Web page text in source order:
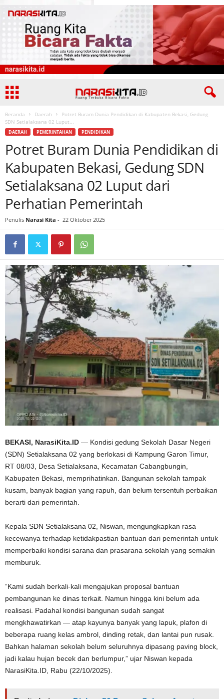
Beranda Daerah
Potret Buram Dunia Pendidikan di Kabupaten Bekasi, Gedung
SDN Setialaksana 02 Luput...
DAERAH PEMERINTAHAN PENDIDIKAN
Potret Buram Dunia Pendidikan di
Kabupaten Bekasi, Gedung SDN
Setialaksana 02 Luput dari
Perhatian Pemerintah
Penulis Narasi Kita - 22 Oktober 2025
BEKASI, NarasiKita.ID — Kondisi gedung Sekolah Dasar Negeri
(SDN) Setialaksana 02 yang berlokasi di Kampung Garon Timur,
RT 08/03, Desa Setialaksana, Kecamatan Cabangbungin,
Kabupaten Bekasi, memprihatinkan. Bangunan sekolah tampak
kusam, banyak bagian yang rapuh, dan belum tersentuh perbaikan
berarti dari pemerintah.
Kepala SDN Setialaksana 02, Niswan, mengungkapkan rasa
kecewanya terhadap ketidakpastian bantuan dari pemerintah untuk
memperbaiki kondisi sarana dan prasarana sekolah yang semakin
memburuk.
“Kami sudah berkali-kali mengajukan proposal bantuan
pembangunan ke dinas terkait. Namun hingga kini belum ada
realisasi. Padahal kondisi bangunan sudah sangat
mengkhawatirkan — atap kayunya banyak yang lapuk, plafon di
beberapa ruang kelas ambrol, dinding retak, dan lantai pun rusak.
Bahkan halaman sekolah belum seluruhnya dipasang paving block,
jadi kalau hujan becek dan berlumpur,” ujar Niswan kepada
NarasiKita.ID, Rabu (22/10/2025).